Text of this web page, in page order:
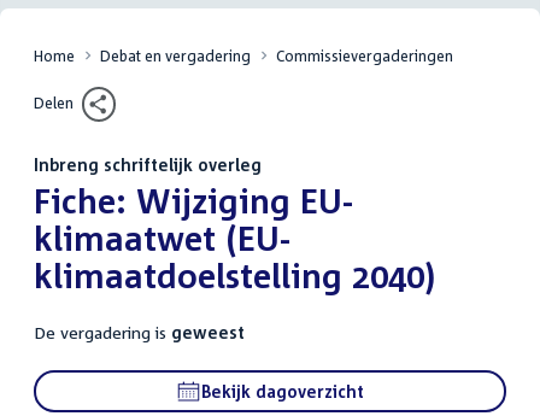
Home Debat en vergadering Commissievergaderingen
Delen
Inbreng schriftelijk overleg
:Fiche: Wijziging EU-
klimaatwet (EU-
klimaatdoelstelling 2040)
De vergadering is geweest
Bekijk dagoverzicht